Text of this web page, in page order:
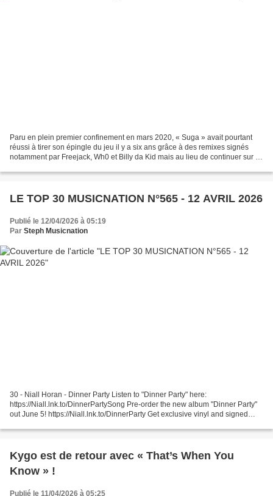
Paru en plein premier confinement en mars 2020, « Suga » avait pourtant
réussi à tirer son épingle du jeu il y a six ans grâce à des remixes signés
notamment par Freejack, Wh0 et Billy da Kid mais au lieu de continuer sur sa
LE TOP 30 MUSICNATION N°565 - 12 AVRIL 2026
Publié le 12/04/2026 à 05:19
Par Steph Musicnation
30 - Niall Horan - Dinner Party Listen to "Dinner Party" here:
https://Niall.lnk.to/DinnerPartySong Pre-order the new album "Dinner Party"
out June 5! https://Niall.lnk.to/DinnerParty Get exclusive vinyl and signed
Kygo est de retour avec « That’s When You
Know » !
Publié le 11/04/2026 à 05:25